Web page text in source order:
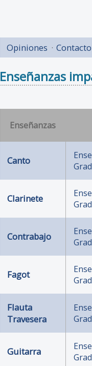
Opiniones Contacto
Enseñanzas
Enseñanzas
Canto
Clarinete
Contrabajo
Fagot
Flauta
Travesera
Guitarra